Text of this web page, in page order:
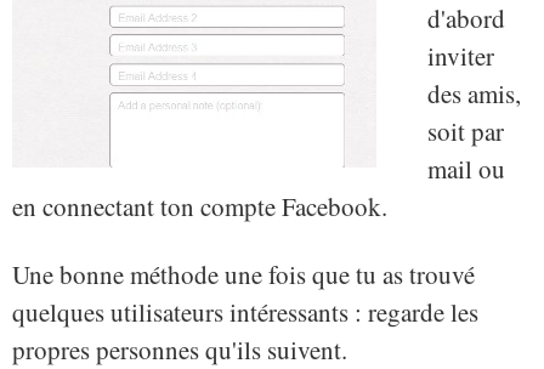
d'abord
inviter
des amis,
soit par
mail ou
en connectant ton compte Facebook.
Une bonne méthode une fois que tu as trouvé
quelques utilisateurs intéressants : regarde les
propres personnes qu'ils suivent.